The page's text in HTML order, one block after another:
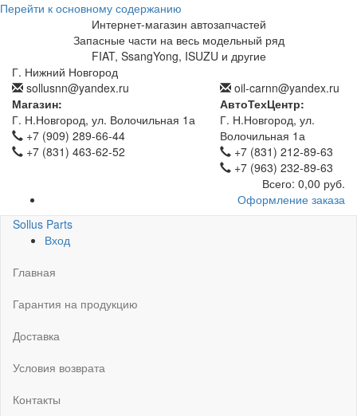
Перейти к основному содержанию
Интернет-магазин автозапчастей
Запасные части на весь модельный ряд
FIAT, SsangYong, ISUZU и другие
Г. Нижний Новгород
sollusnn@yandex.ru
Магазин:
Г. Н.Новгород, ул. Волочильная 1а
+7 (909) 289-66-44
+7 (831) 463-62-52
oil-carnn@yandex.ru
АвтоТехЦентр:
Г. Н.Новгород, ул.
Волочильная 1а
+7 (831) 212-89-63
+7 (963) 232-89-63
Всего: 0,00 руб.
Оформление заказа
Sollus Parts
Вход
Главная
Гарантия на продукцию
Доставка
Условия возврата
Контакты